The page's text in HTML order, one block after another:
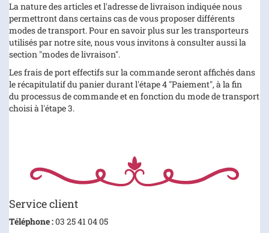
La nature des articles et l'adresse de livraison indiquée nous
permettront dans certains cas de vous proposer différents
modes de transport. Pour en savoir plus sur les transporteurs
utilisés par notre site, nous vous invitons à consulter aussi la
section "modes de livraison".
Les frais de port effectifs sur la commande seront affichés dans
le récapitulatif du panier durant l'étape 4 "Paiement", à la fin
du processus de commande et en fonction du mode de transport
choisi à l'étape 3.
Service client
Téléphone :03 25 41 04 05